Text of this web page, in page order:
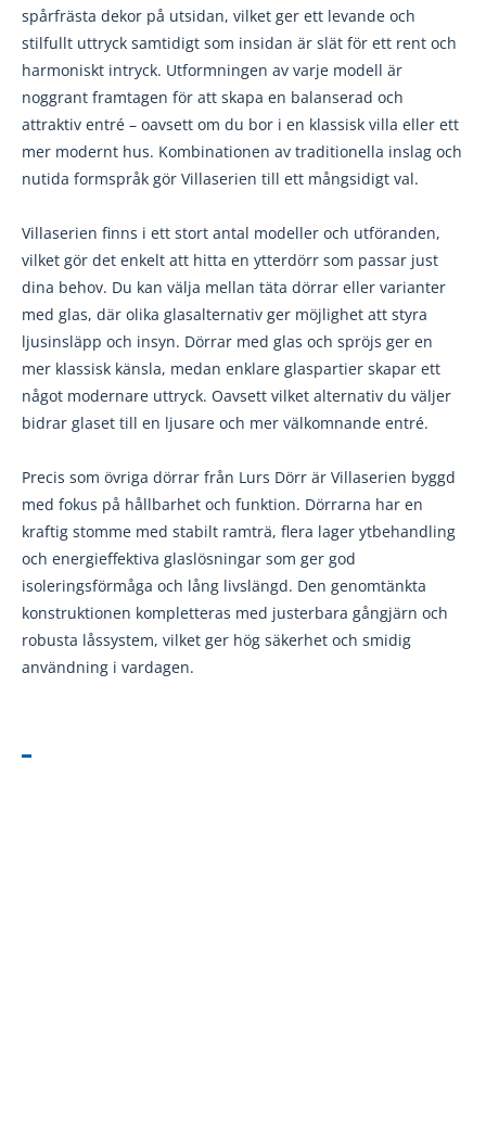
spårfrästa dekor på utsidan, vilket ger ett levande och
stilfullt uttryck samtidigt som insidan är slät för ett rent och
harmoniskt intryck. Utformningen av varje modell är
noggrant framtagen för att skapa en balanserad och
attraktiv entré – oavsett om du bor i en klassisk villa eller ett
mer modernt hus. Kombinationen av traditionella inslag och
nutida formspråk gör Villaserien till ett mångsidigt val.
Villaserien finns i ett stort antal modeller och utföranden,
vilket gör det enkelt att hitta en ytterdörr som passar just
dina behov. Du kan välja mellan täta dörrar eller varianter
med glas, där olika glasalternativ ger möjlighet att styra
ljusinsläpp och insyn. Dörrar med glas och spröjs ger en
mer klassisk känsla, medan enklare glaspartier skapar ett
något modernare uttryck. Oavsett vilket alternativ du väljer
bidrar glaset till en ljusare och mer välkomnande entré.
Precis som övriga dörrar från Lurs Dörr är Villaserien byggd
med fokus på hållbarhet och funktion. Dörrarna har en
kraftig stomme med stabilt ramträ, flera lager ytbehandling
och energieffektiva glaslösningar som ger god
isoleringsförmåga och lång livslängd. Den genomtänkta
konstruktionen kompletteras med justerbara gångjärn och
robusta låssystem, vilket ger hög säkerhet och smidig
användning i vardagen.